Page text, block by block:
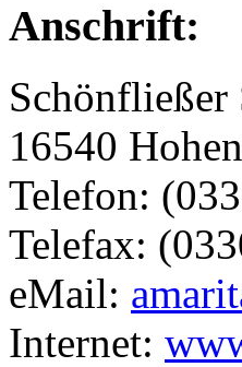
Anschrift:
Schönfließer
16540
Telefon:
Telefax:
eMail:
Internet: